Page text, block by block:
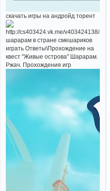
скачать игры на андройд торент
шарарам в стране смешариков
играть Ответы\Прохождение на
квест "Живые острова" Шарарам.
Ржач. Прохождения игр